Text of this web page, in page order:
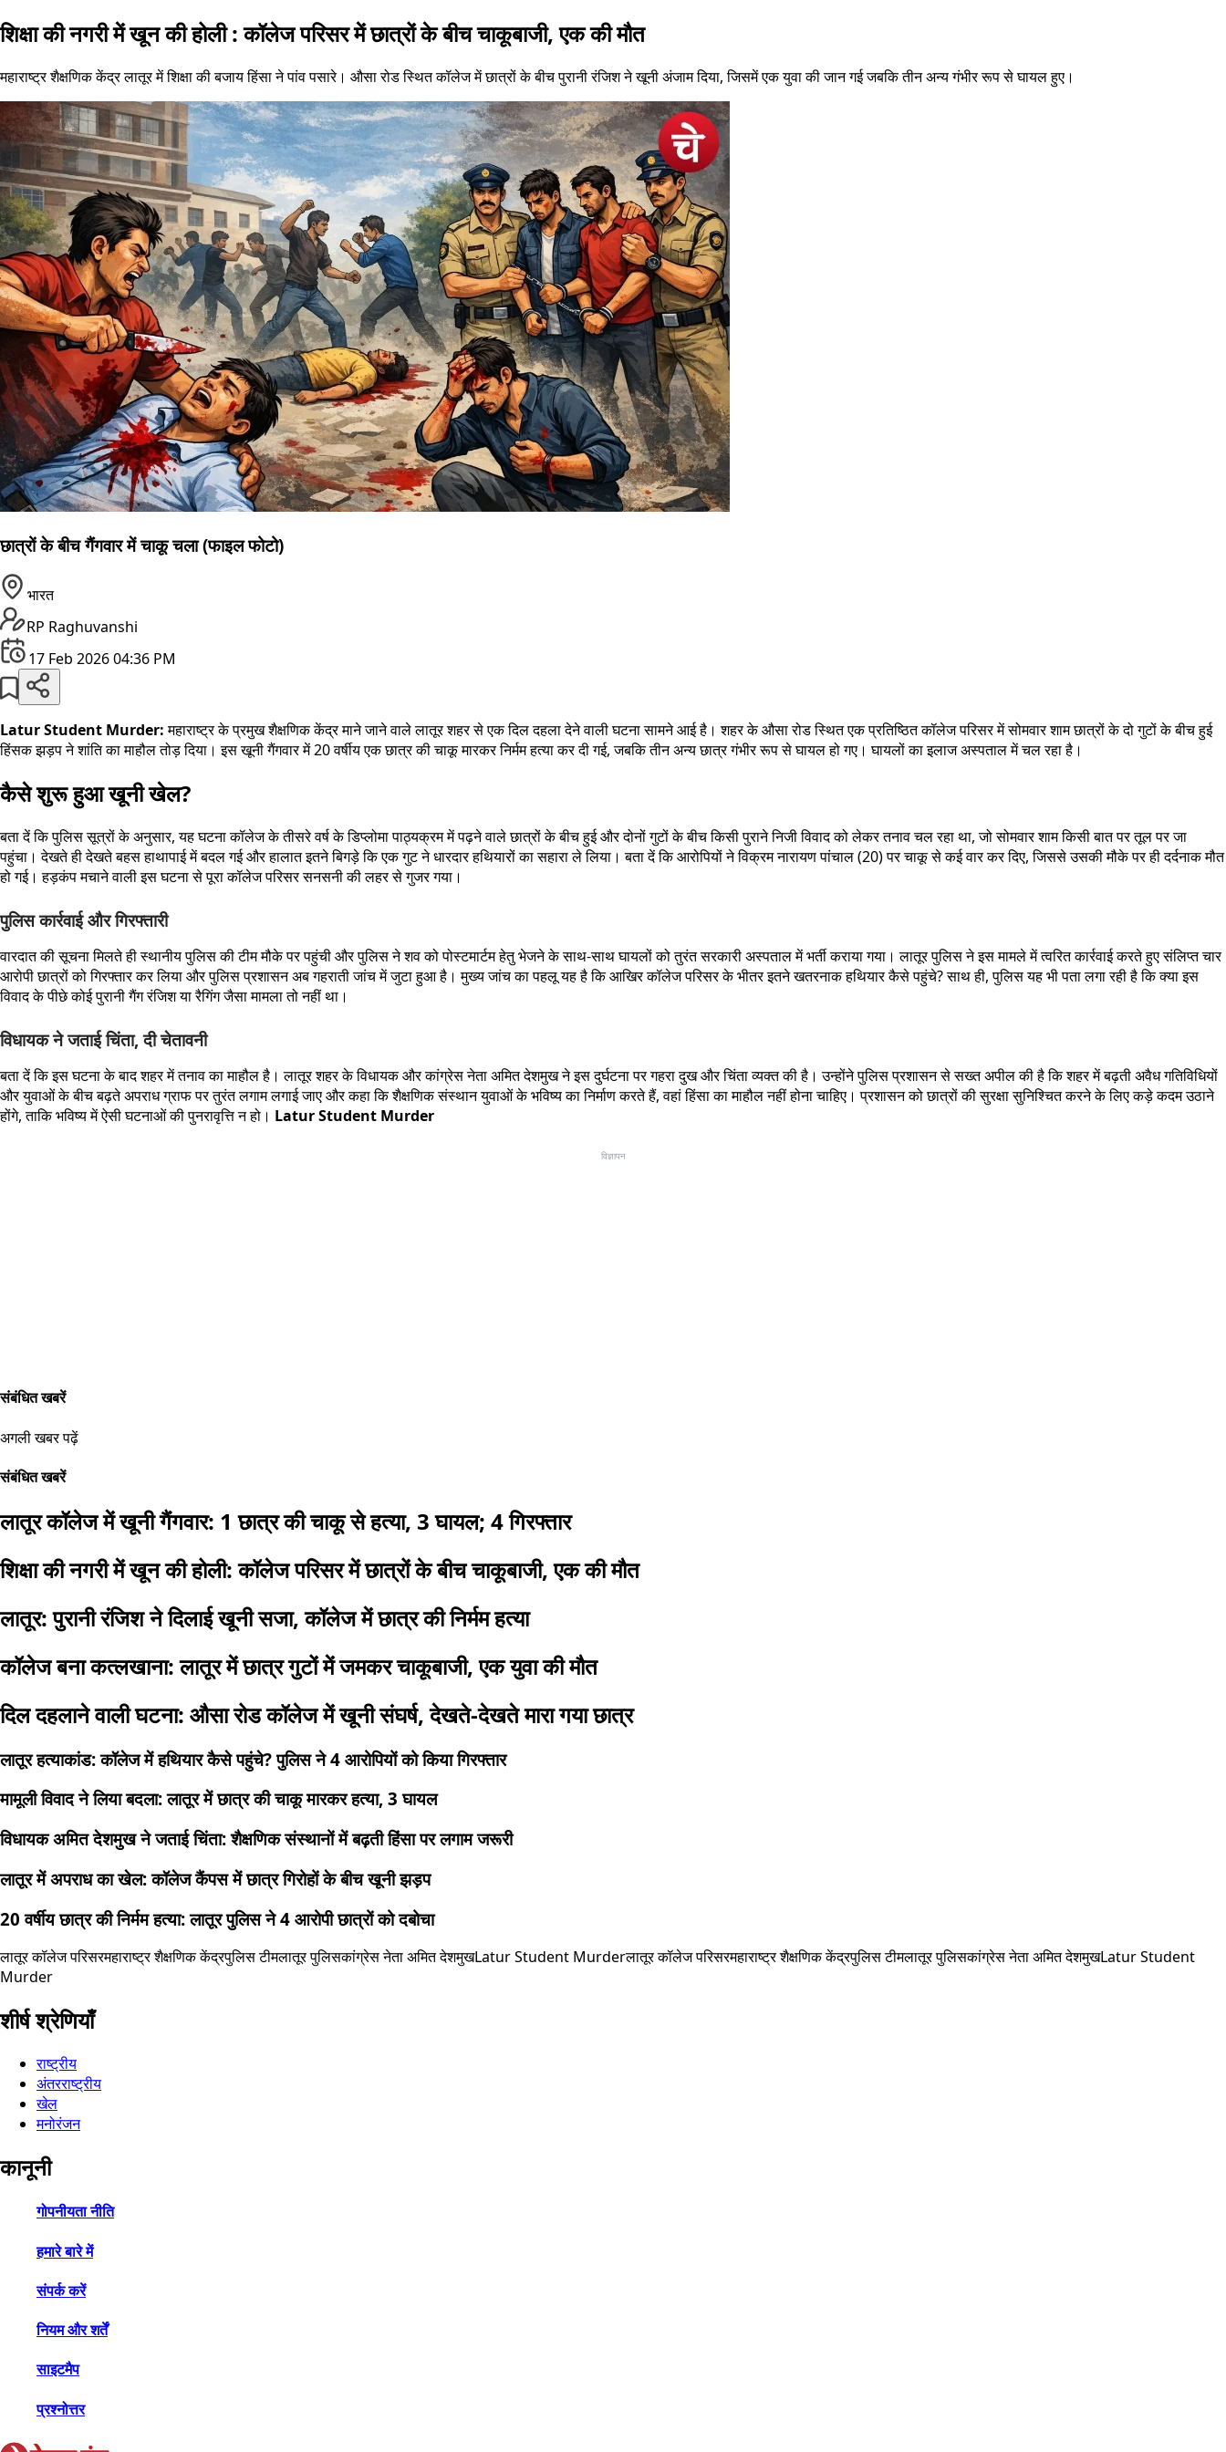
शिक्षा की नगरी में खून की होली : कॉलेज परिसर में छात्रों के बीच चाकूबाजी, एक की मौत
महाराष्ट्र शैक्षणिक केंद्र लातूर में शिक्षा की बजाय हिंसा ने पांव पसारे। औसा रोड स्थित कॉलेज में छात्रों के बीच पुरानी रंजिश ने खूनी अंजाम दिया, जिसमें एक युवा की जान गई जबकि तीन अन्य गंभीर रूप से घायल हुए।
छात्रों के बीच गैंगवार में चाकू चला (फाइल फोटो)
भारत
RP Raghuvanshi
17 Feb 2026 04:36 PM
Latur Student Murder:महाराष्ट्र के प्रमुख शैक्षणिक केंद्र माने जाने वाले लातूर शहर से एक दिल दहला देने वाली घटना सामने आई है। शहर के औसा रोड स्थित एक प्रतिष्ठित कॉलेज परिसर में सोमवार शाम छात्रों के दो गुटों के बीच हुई
हिंसक झड़प ने शांति का माहौल तोड़ दिया। इस खूनी गैंगवार में 20 वर्षीय एक छात्र की चाकू मारकर निर्मम हत्या कर दी गई, जबकि तीन अन्य छात्र गंभीर रूप से घायल हो गए। घायलों का इलाज अस्पताल में चल रहा है।
कैसे शुरू हुआ खूनी खेल?
बता दें कि पुलिस सूत्रों के अनुसार, यह घटना कॉलेज के तीसरे वर्ष के डिप्लोमा पाठ्यक्रम में पढ़ने वाले छात्रों के बीच हुई और दोनों गुटों के बीच किसी पुराने निजी विवाद को लेकर तनाव चल रहा था, जो सोमवार शाम किसी बात पर तूल पर जा
पहुंचा। देखते ही देखते बहस हाथापाई में बदल गई और हालात इतने बिगड़े कि एक गुट ने धारदार हथियारों का सहारा ले लिया। बता दें कि आरोपियों ने विक्रम नारायण पांचाल (20) पर चाकू से कई वार कर दिए, जिससे उसकी मौके पर ही दर्दनाक मौत
हो गई। हड़कंप मचाने वाली इस घटना से पूरा कॉलेज परिसर सनसनी की लहर से गुजर गया।
पुलिस कार्रवाई और गिरफ्तारी
वारदात की सूचना मिलते ही स्थानीय पुलिस की टीम मौके पर पहुंची और पुलिस ने शव को पोस्टमार्टम हेतु भेजने के साथ-साथ घायलों को तुरंत सरकारी अस्पताल में भर्ती कराया गया। लातूर पुलिस ने इस मामले में त्वरित कार्रवाई करते हुए संलिप्त चार
आरोपी छात्रों को गिरफ्तार कर लिया और पुलिस प्रशासन अब गहराती जांच में जुटा हुआ है। मुख्य जांच का पहलू यह है कि आखिर कॉलेज परिसर के भीतर इतने खतरनाक हथियार कैसे पहुंचे? साथ ही, पुलिस यह भी पता लगा रही है कि क्या इस
विवाद के पीछे कोई पुरानी गैंग रंजिश या रैगिंग जैसा मामला तो नहीं था।
विधायक ने जताई चिंता, दी चेतावनी
बता दें कि इस घटना के बाद शहर में तनाव का माहौल है। लातूर शहर के विधायक और कांग्रेस नेता अमित देशमुख ने इस दुर्घटना पर गहरा दुख और चिंता व्यक्त की है। उन्होंने पुलिस प्रशासन से सख्त अपील की है कि शहर में बढ़ती अवैध गतिविधियों
और युवाओं के बीच बढ़ते अपराध ग्राफ पर तुरंत लगाम लगाई जाए और कहा कि शैक्षणिक संस्थान युवाओं के भविष्य का निर्माण करते हैं, वहां हिंसा का माहौल नहीं होना चाहिए। प्रशासन को छात्रों की सुरक्षा सुनिश्चित करने के लिए कड़े कदम उठाने
होंगे, ताकि भविष्य में ऐसी घटनाओं की पुनरावृत्ति न हो। Latur Student Murder
विज्ञापन
संबंधित खबरें
अगली खबर पढ़ें
संबंधित खबरें
लातूर कॉलेज में खूनी गैंगवार: 1 छात्र की चाकू से हत्या, 3 घायल; 4 गिरफ्तार
शिक्षा की नगरी में खून की होली: कॉलेज परिसर में छात्रों के बीच चाकूबाजी, एक की मौत
लातूर: पुरानी रंजिश ने दिलाई खूनी सजा, कॉलेज में छात्र की निर्मम हत्या
कॉलेज बना कत्लखाना: लातूर में छात्र गुटों में जमकर चाकूबाजी, एक युवा की मौत
दिल दहलाने वाली घटना: औसा रोड कॉलेज में खूनी संघर्ष, देखते-देखते मारा गया छात्र
लातूर हत्याकांड: कॉलेज में हथियार कैसे पहुंचे? पुलिस ने 4 आरोपियों को किया गिरफ्तार
मामूली विवाद ने लिया बदला: लातूर में छात्र की चाकू मारकर हत्या, 3 घायल
विधायक अमित देशमुख ने जताई चिंता: शैक्षणिक संस्थानों में बढ़ती हिंसा पर लगाम जरूरी
लातूर में अपराध का खेल: कॉलेज कैंपस में छात्र गिरोहों के बीच खूनी झड़प
20 वर्षीय छात्र की निर्मम हत्या: लातूर पुलिस ने 4 आरोपी छात्रों को दबोचा
लातूर कॉलेज परिसरमहाराष्ट्र शैक्षणिक केंद्रपुलिस टीमलातूर पुलिसकांग्रेस नेता अमित देशमुखLatur Student Murderलातूर कॉलेज परिसरमहाराष्ट्र शैक्षणिक केंद्रपुलिस टीमलातूर पुलिसकांग्रेस नेता अमित देशमुखLatur Student
Murder
शीर्ष श्रेणियाँ
राष्ट्रीय
अंतरराष्ट्रीय
खेल
मनोरंजन
कानूनी
गोपनीयता नीति
हमारे बारे में
संपर्क करें
नियम और शर्तें
साइटमैप
प्रश्नोत्तर